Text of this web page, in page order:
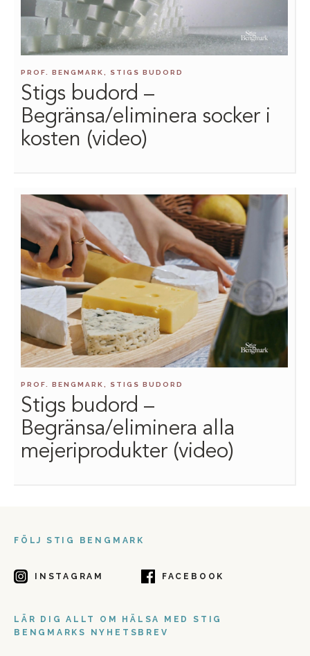
PROF. BENGMARK, STIGS BUDORD
Stigs budord –
Begränsa/eliminera socker i
kosten (video)
PROF. BENGMARK, STIGS BUDORD
Stigs budord –
Begränsa/eliminera alla
mejeriprodukter (video)
FÖLJ STIG BENGMARK
INSTAGRAM FACEBOOK
LÄR DIG ALLT OM HÄLSA MED STIG
BENGMARKS NYHETSBREV